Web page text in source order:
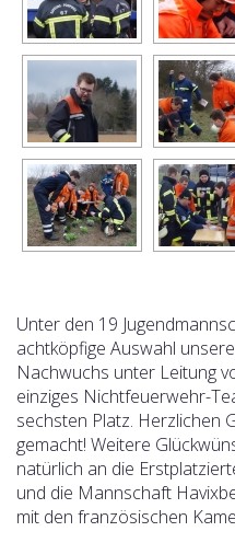
Unter den 19
achtköpfige Auswahl
Nachwuchs unter Leitung
einziges Nichtfeuerwehr-
sechsten Platz. Herzlichen
gemacht! Weitere
natürlich an die
und die Mannschaft
mit den französischen